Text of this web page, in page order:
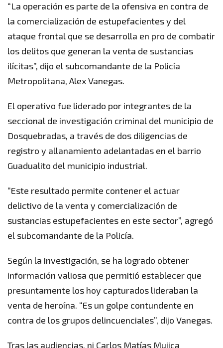
“La operación es parte de la ofensiva en contra de
la comercialización de estupefacientes y del
ataque frontal que se desarrolla en pro de combatir
los delitos que generan la venta de sustancias
ilícitas”, dijo el subcomandante de la Policía
Metropolitana, Alex Vanegas.
El operativo fue liderado por integrantes de la
seccional de investigación criminal del municipio de
Dosquebradas, a través de dos diligencias de
registro y allanamiento adelantadas en el barrio
Guadualito del municipio industrial.
“Este resultado permite contener el actuar
delictivo de la venta y comercialización de
sustancias estupefacientes en este sector”, agregó
el subcomandante de la Policía.
Según la investigación, se ha logrado obtener
información valiosa que permitió establecer que
presuntamente los hoy capturados lideraban la
venta de heroína. “Es un golpe contundente en
contra de los grupos delincuenciales”, dijo Vanegas.
Tras las audiencias, ni Carlos Matías Mujica